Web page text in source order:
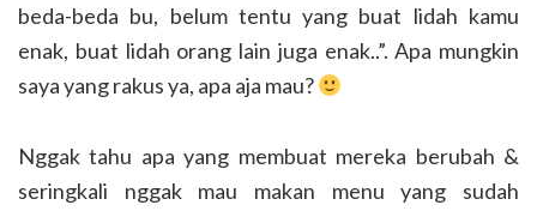
beda-beda bu, belum tentu yang buat lidah kamu
enak, buat lidah orang lain juga enak..”. Apa mungkin
saya yang rakus ya, apa aja mau?
Nggak tahu apa yang membuat mereka berubah &
seringkali nggak mau makan menu yang sudah